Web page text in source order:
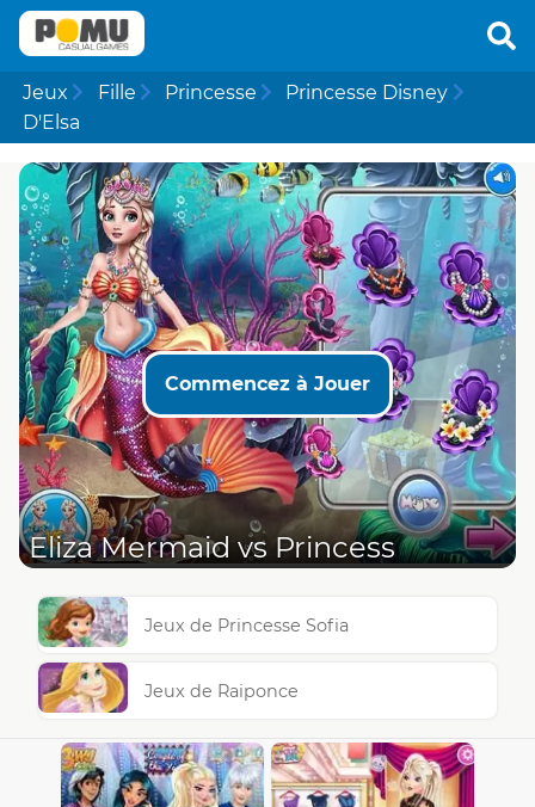
Jeux Fille Princesse
Princesse Disney
D'Elsa
Commencez à Jouer
Eliza Mermaid vs Princess
Jeux de Princesse Sofia
Jeux de Raiponce